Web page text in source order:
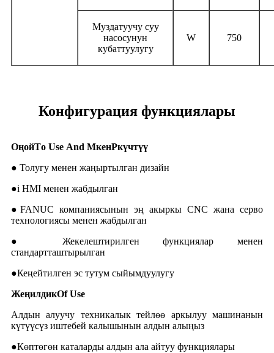
Муздатуучу суу
насосунун
кубаттуулугу
W 750
Конфигурация функциялары
ОңойTo Use And MкенPкүчтүү
● Толугу менен жаңыртылган дизайн
●i HMI менен жабдылган
●FANUC компаниясынын эң акыркы CNC жана серво
технологиясы менен жабдылган
● Жекелештирилген функциялар менен
стандартташтырылган
●Кеңейтилген эс тутум сыйымдуулугу
ЖеңилдикOfUse
Алдын алуучу техникалык тейлөө аркылуу машинанын
күтүүсүз иштебей калышынын алдын алыңыз
●Көптөгөн каталарды алдын ала айтуу функциялары